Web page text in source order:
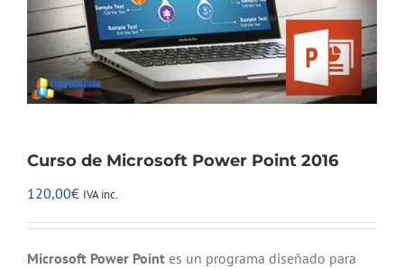
Curso de Microsoft Power Point 2016
120,00€ IVA inc.
Microsoft Power Point es un programa diseñado para